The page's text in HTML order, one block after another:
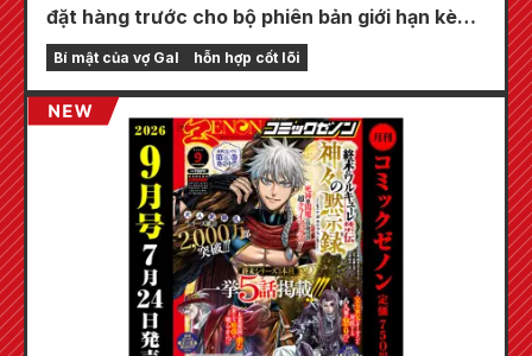
đặt hàng trước cho bộ phiên bản giới hạn kèm
thảm chơi đặc biệt với hình minh họa tuyệt đẹp
về Fuyuki Tojo do Kudou vẽ! Tập 6 mới nhất
của "Bí mật của cô dâu" dự kiến phát hành
vào ngày 20 tháng 10!
Bí mật của vợ Gal hỗn hợp cốt lõi